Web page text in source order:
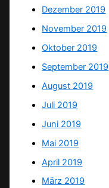
Dezember 2019
November 2019
Oktober 2019
September 2019
August 2019
Juli 2019
Juni 2019
Mai 2019
April 2019
März 2019